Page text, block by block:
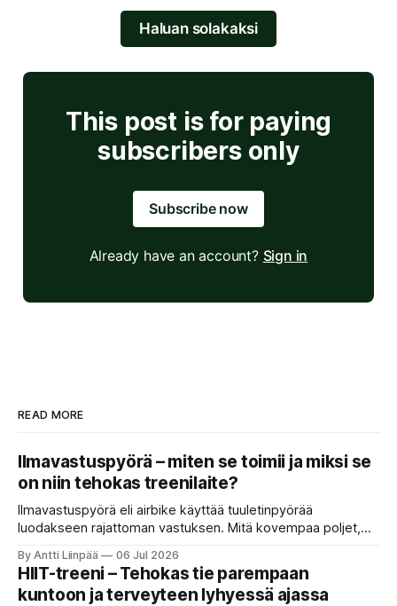
Haluan solakaksi
This post is for paying
subscribers only
Subscribe now
Already have an account? Sign in
READ MORE
Ilmavastuspyörä – miten se toimii ja miksi se
on niin tehokas treenilaite?
Ilmavastuspyörä eli airbike käyttää tuuletinpyörää
luodakseen rajattoman vastuksen. Mitä kovempaa poljet,
By Antti Liinpää 06 Jul 2026
HIIT-treeni – Tehokas tie parempaan
kuntoon ja terveyteen lyhyessä ajassa